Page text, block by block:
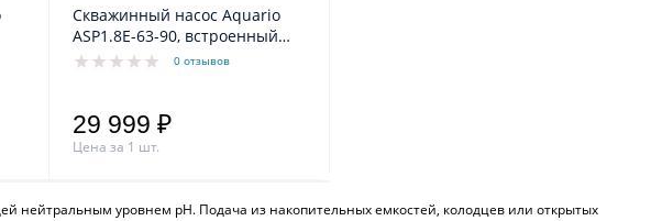
Скважинный насос Aquario
ASP1.8Е-63-90, встроенный
конденсатор, кабель 60м
0 отзывов
29 999 ₽
Цена за 1 шт.
нейтральным уровнем рН. Подача из накопительных емкостей, колодцев или открытых